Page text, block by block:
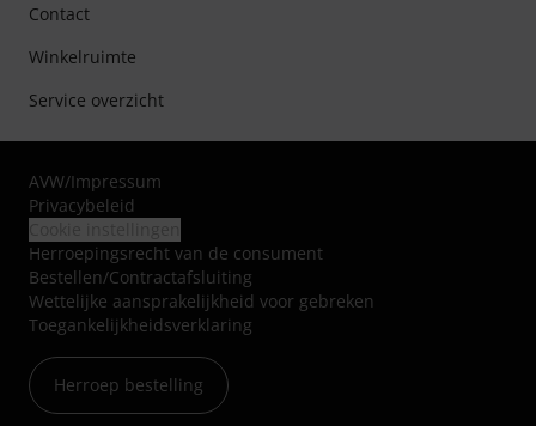
Contact
Winkelruimte
Service overzicht
AVW/Impressum
Privacybeleid
Herroepingsrecht van de consument
Bestellen/Contractafsluiting
Wettelijke aansprakelijkheid voor gebreken
Toegankelijkheidsverklaring
Herroep bestelling